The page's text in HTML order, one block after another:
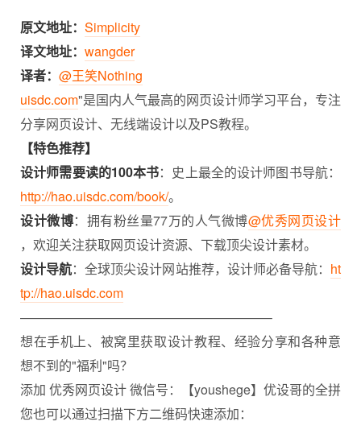
原文地址： Simplicity
译文地址： wangder
译者： @王笑Nothing
uisdc.com"是国内人气最高的网页设计师学习平台，专注
分享网页设计、无线端设计以及PS教程。
【特色推荐】
设计师需要读的100本书：史上最全的设计师图书导航：
http://hao.uisdc.com/book/。
设计微博：拥有粉丝量77万的人气微博@优秀网页设计
，欢迎关注获取网页设计资源、下载顶尖设计素材。
设计导航：全球顶尖设计网站推荐，设计师必备导航： ht
tp://hao.uisdc.com
———————————————————–
想在手机上、被窝里获取设计教程、 经验分享和各种意
想不到的"福利"吗？
添加 优秀网页设计 微信号：【youshege】优设哥的全拼
您也可以通过扫描下方二维码快速添加：